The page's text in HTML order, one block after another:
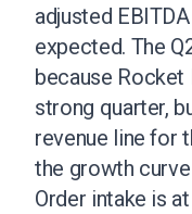
adjusted
expected. The
because Rocket
strong quarter,
revenue line for
the growth
Order intake is